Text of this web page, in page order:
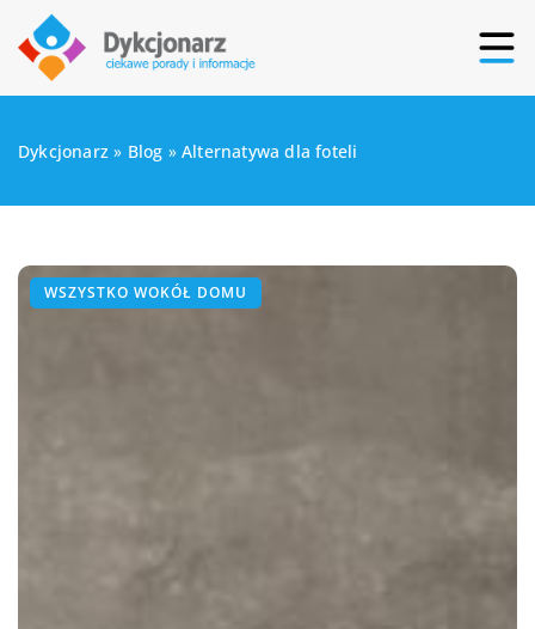
Dykcjonarz » Blog »Alternatywa dla foteli
WSZYSTKO WOKÓŁ DOMU